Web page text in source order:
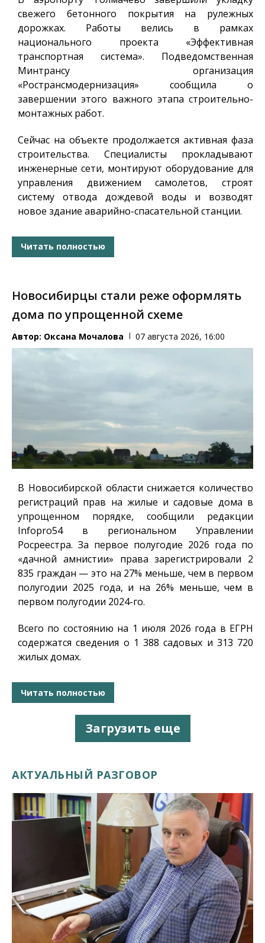
свежего бетонного покрытия на рулежных
дорожках. Работы велись в рамках
национального проекта «Эффективная
транспортная система». Подведомственная
Минтрансу организация
«Ространсмодернизация» сообщила о
завершении этого важного этапа строительно-
монтажных работ.
Сейчас на объекте продолжается активная фаза
строительства. Специалисты прокладывают
инженерные сети, монтируют оборудование для
управления движением самолетов, строят
систему отвода дождевой воды и возводят
новое здание аварийно-спасательной станции.
Читать полностью
Новосибирцы стали реже оформлять
дома по упрощенной схеме
Автор: Оксана Мочалова 07 августа 2026, 16:00
В Новосибирской области снижается количество
регистраций прав на жилые и садовые дома в
упрощенном порядке, сообщили редакции
Infopro54в региональном Управлении
Росреестра. За первое полугодие 2026 года по
«дачной амнистии» права зарегистрировали 2
835 граждан — это на 27% меньше, чем в первом
полугодии 2025 года, и на 26% меньше, чем в
первом полугодии 2024-го.
Всего по состоянию на 1 июля 2026 года в ЕГРН
содержатся сведения о 1 388 садовых и 313 720
жилых домах.
Читать полностью
Загрузить еще
АКТУАЛЬНЫЙ РАЗГОВОР